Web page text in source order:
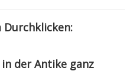
Durchklicken:
der Antike ganz